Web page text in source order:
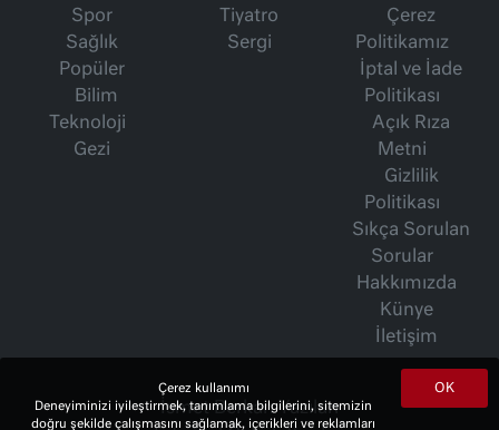
Spor
Sağlık
Popüler
Bilim
Teknoloji
Gezi
Tiyatro
Sergi
Çerez
Politikamız
İptal ve İade
Politikası
Açık Rıza
Metni
Gizlilik
Politikası
Sıkça Sorulan
Sorular
Hakkımızda
Künye
İletişim
İsmet Berkan Yazıları
OK
Çerez kullanımı
Deneyiminizi iyileştirmek, tanımlama bilgilerini, sitemizin
doğru şekilde çalışmasını sağlamak, içerikleri ve reklamları